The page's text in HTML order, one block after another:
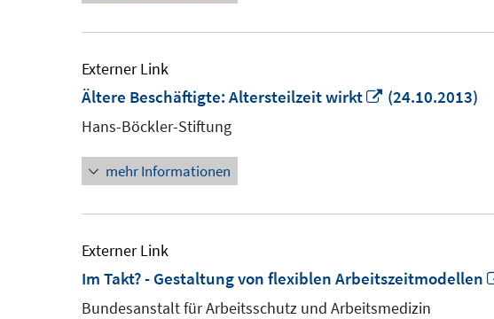
Externer Link
Ältere Beschäftigte: Altersteilzeit wirkt
In
(24.10.2013)
Hans-Böckler-Stiftung
mehr Informationen
Externer Link
Im Takt? - Gestaltung von flexiblen Arbeitszeitmodellen
Bundesanstalt für Arbeitsschutz und Arbeitsmedizin